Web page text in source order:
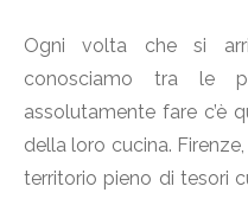
Ogni volta che si
conosciamo tra le
assolutamente fare c’è
della loro cucina.
territorio pieno di tesori